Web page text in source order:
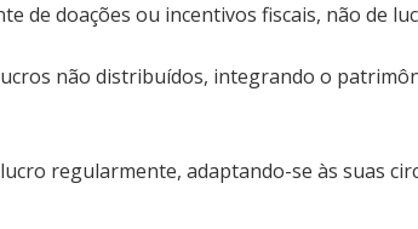
de doações ou incentivos fiscais, não de
não distribuídos, integrando o
regularmente, adaptando-se às suas